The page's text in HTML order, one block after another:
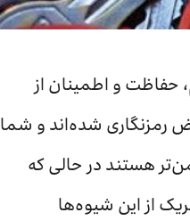
حفاظت و اطمینان از
شده‌اند و شما
هستند در حالی که
از این شیوه‌ها